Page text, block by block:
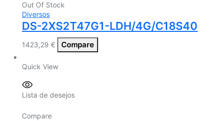
Out Of Stock
Diversos
DS-2XS2T47G1-LDH/4G/C18S40
1423,29 € Compare
Quick View
Lista de desejos
Compare